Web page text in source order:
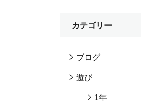
カテゴリー
ブログ
遊び
1年